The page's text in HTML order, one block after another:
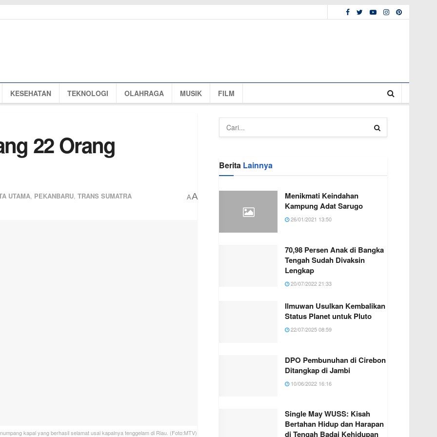
KESEHATAN TEKNOLOGI OLAHRAGA MUSIK FILM
22 Orang
UTAMA, PEKANBARU, TRANS SUMATRA AA
kapal yang berhasil selamat usai kapalnya tenggelam di Riau. (Foto:MTV)
Berita Lainnya
Menikmati Keindahan
Kampung Adat Sarugo
26/01/2021 13:50
70,98 Persen Anak di Bangka
Tengah Sudah Divaksin
Lengkap
20/07/2022 21:33
Ilmuwan Usulkan Kembalikan
Status Planet untuk Pluto
22/07/2025 08:59
DPO Pembunuhan di Cirebon
Ditangkap di Jambi
10/06/2022 16:16
Single May WUSS: Kisah
Bertahan Hidup dan Harapan
di Tengah Badai Kehidupan